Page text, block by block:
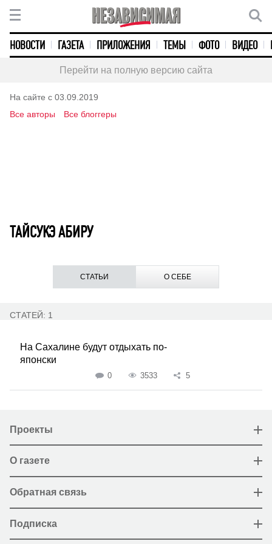
НОВОСТИ ГАЗЕТА ПРИЛОЖЕНИЯ ТЕМЫ ФОТО ВИДЕО
Перейти на полную версию сайта
На сайте с 03.09.2019
Все авторы
Все блоггеры
ТАЙСУКЭ АБИРУ
СТАТЬИ О СЕБЕ
СТАТЕЙ: 1
На Сахалине будут отдыхать по-
японски
0 3533 5
Проекты
О газете
Обратная связь
Подписка